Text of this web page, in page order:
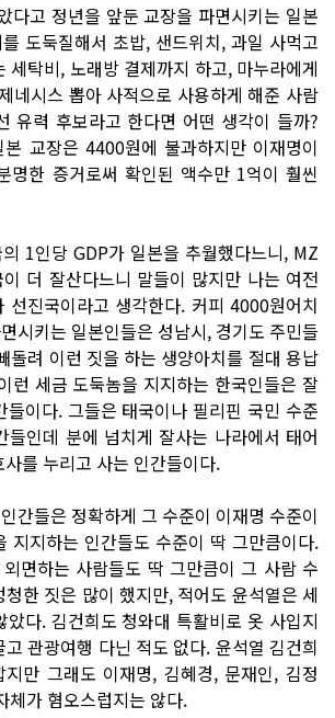
다고 정년을 앞둔 교장을 파면시키는 일본
도둑질해서 초밥, 샌드위치, 과일 사먹고
세탁비, 노래방 결제까지 하고, 마누라에게
네시스 뽑아 사적으로 사용하게 해준 사람
유력 후보라고 한다면 어떤 생각이 들까?
교장은 4400원에 불과하지만 이재명이
명한 증거로써 확인된 액수만 1억이 훨씬
1인당 GDP가 일본을 추월했다느니, MZ
더 잘산다느니 말들이 많지만 나는 여전
선진국이라고 생각한다. 커피 4000원어치
시키는 일본인들은 성남시, 경기도 주민들
돌려 이런 짓을 하는 생양아치를 절대 용납
런 세금 도둑놈을 지지하는 한국인들은 잘
들이다. 그들은 태국이나 필리핀 국민 수준
들인데 분에 넘치게 잘사는 나라에서 태어
를 누리고 사는 인간들이다.
간들은 정확하게 그 수준이 이재명 수준이
지지하는 인간들도 수준이 딱 그만큼이다.
면하는 사람들도 딱 그만큼이 그 사람 수
한 짓은 많이 했지만, 적어도 윤석열은 세
다. 김건희도 청와대 특활비로 옷 사입지
관광여행 다닌 적도 없다. 윤석열 김건희
만 그래도 이재명, 김혜경, 문재인, 김정
체가 혐오스럽지는 않다.